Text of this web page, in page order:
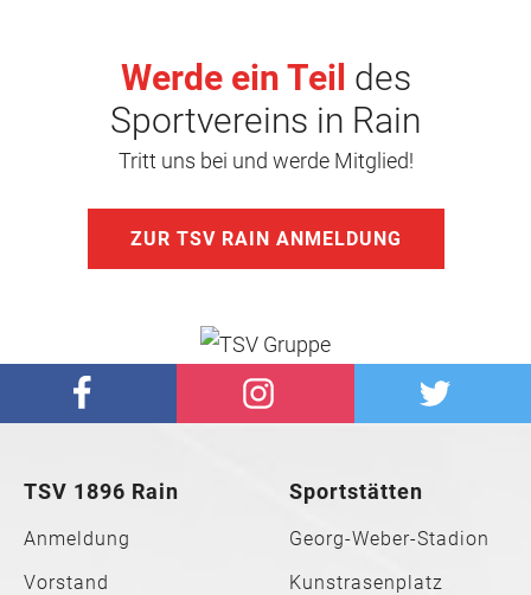
Werde ein Teil des
Sportvereins in Rain
Tritt uns bei und werde Mitglied!
ZUR TSV RAIN ANMELDUNG
TSV 1896 Rain
Anmeldung
Vorstand
Sportstätten
Georg-Weber-Stadion
Kunstrasenplatz